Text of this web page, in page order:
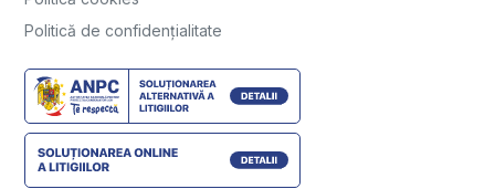
Politică de confidențialitate